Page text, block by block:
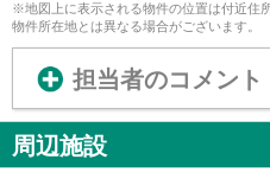
※地図上に表示される物件の位置は付近住
物件所在地とは異なる場合がございます。
担当者のコメント
周辺施設